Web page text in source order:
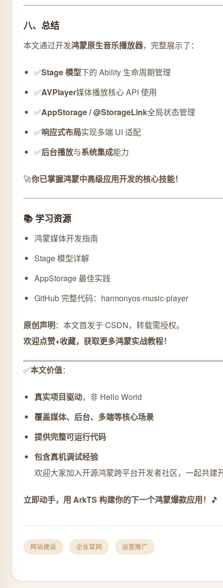
八、总结
本文通过开发鸿蒙原生音乐播放器，完整展示了：
✅Stage 模型下的 Ability 生命周期管理
✅AVPlayer媒体播放核心 API 使用
✅AppStorage / @StorageLink全局状态管理
✅响应式布局实现多端 UI 适配
✅后台播放与系统集成能力
🚀你已掌握鸿蒙中高级应用开发的核心技能！
📚 学习资源
鸿蒙媒体开发指南
Stage 模型详解
AppStorage 最佳实践
GitHub 完整代码：harmonyos-music-player
原创声明：本文首发于 CSDN，转载需授权。
欢迎点赞+收藏，获取更多鸿蒙实战教程！
✅本文价值：
真实项目驱动，非 Hello World
覆盖媒体、后台、多端等核心场景
提供完整可运行代码
包含真机调试经验
欢迎大家加入开源鸿蒙跨平台开发者社区，一起共建
立即动手，用 ArkTS 构建你的下一个鸿蒙爆款应用！ 🎵
网站建设 企业官网 运营推广